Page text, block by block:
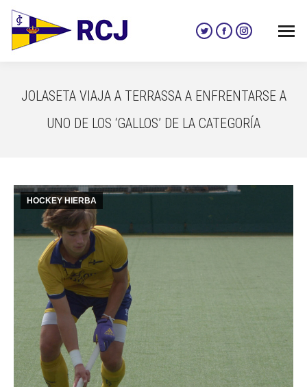
Twitter
in
new
window
Facebook
in
new
window
Instagram
in
new
window
JOLASETA VIAJA A TERRASSA A ENFRENTARSE A
UNO DE LOS ‘GALLOS’ DE LA CATEGORÍA
HOCKEY HIERBA